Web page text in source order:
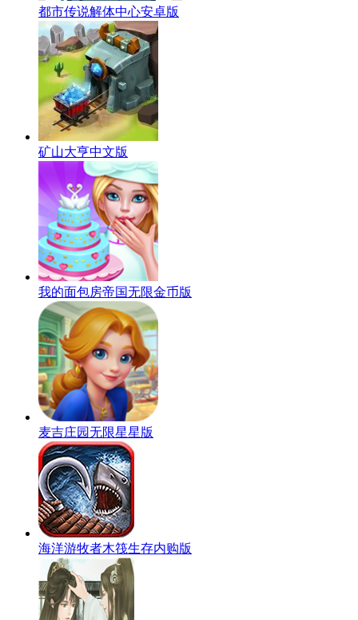
都市传说解体中心安卓版
矿山大亨中文版
我的面包房帝国无限金币版
麦吉庄园无限星星版
海洋游牧者木筏生存内购版